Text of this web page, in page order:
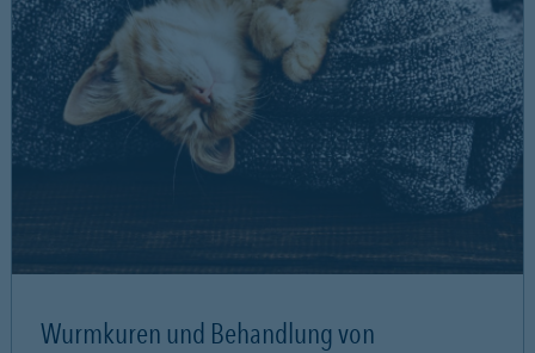
Wurmkuren und Behandlung von